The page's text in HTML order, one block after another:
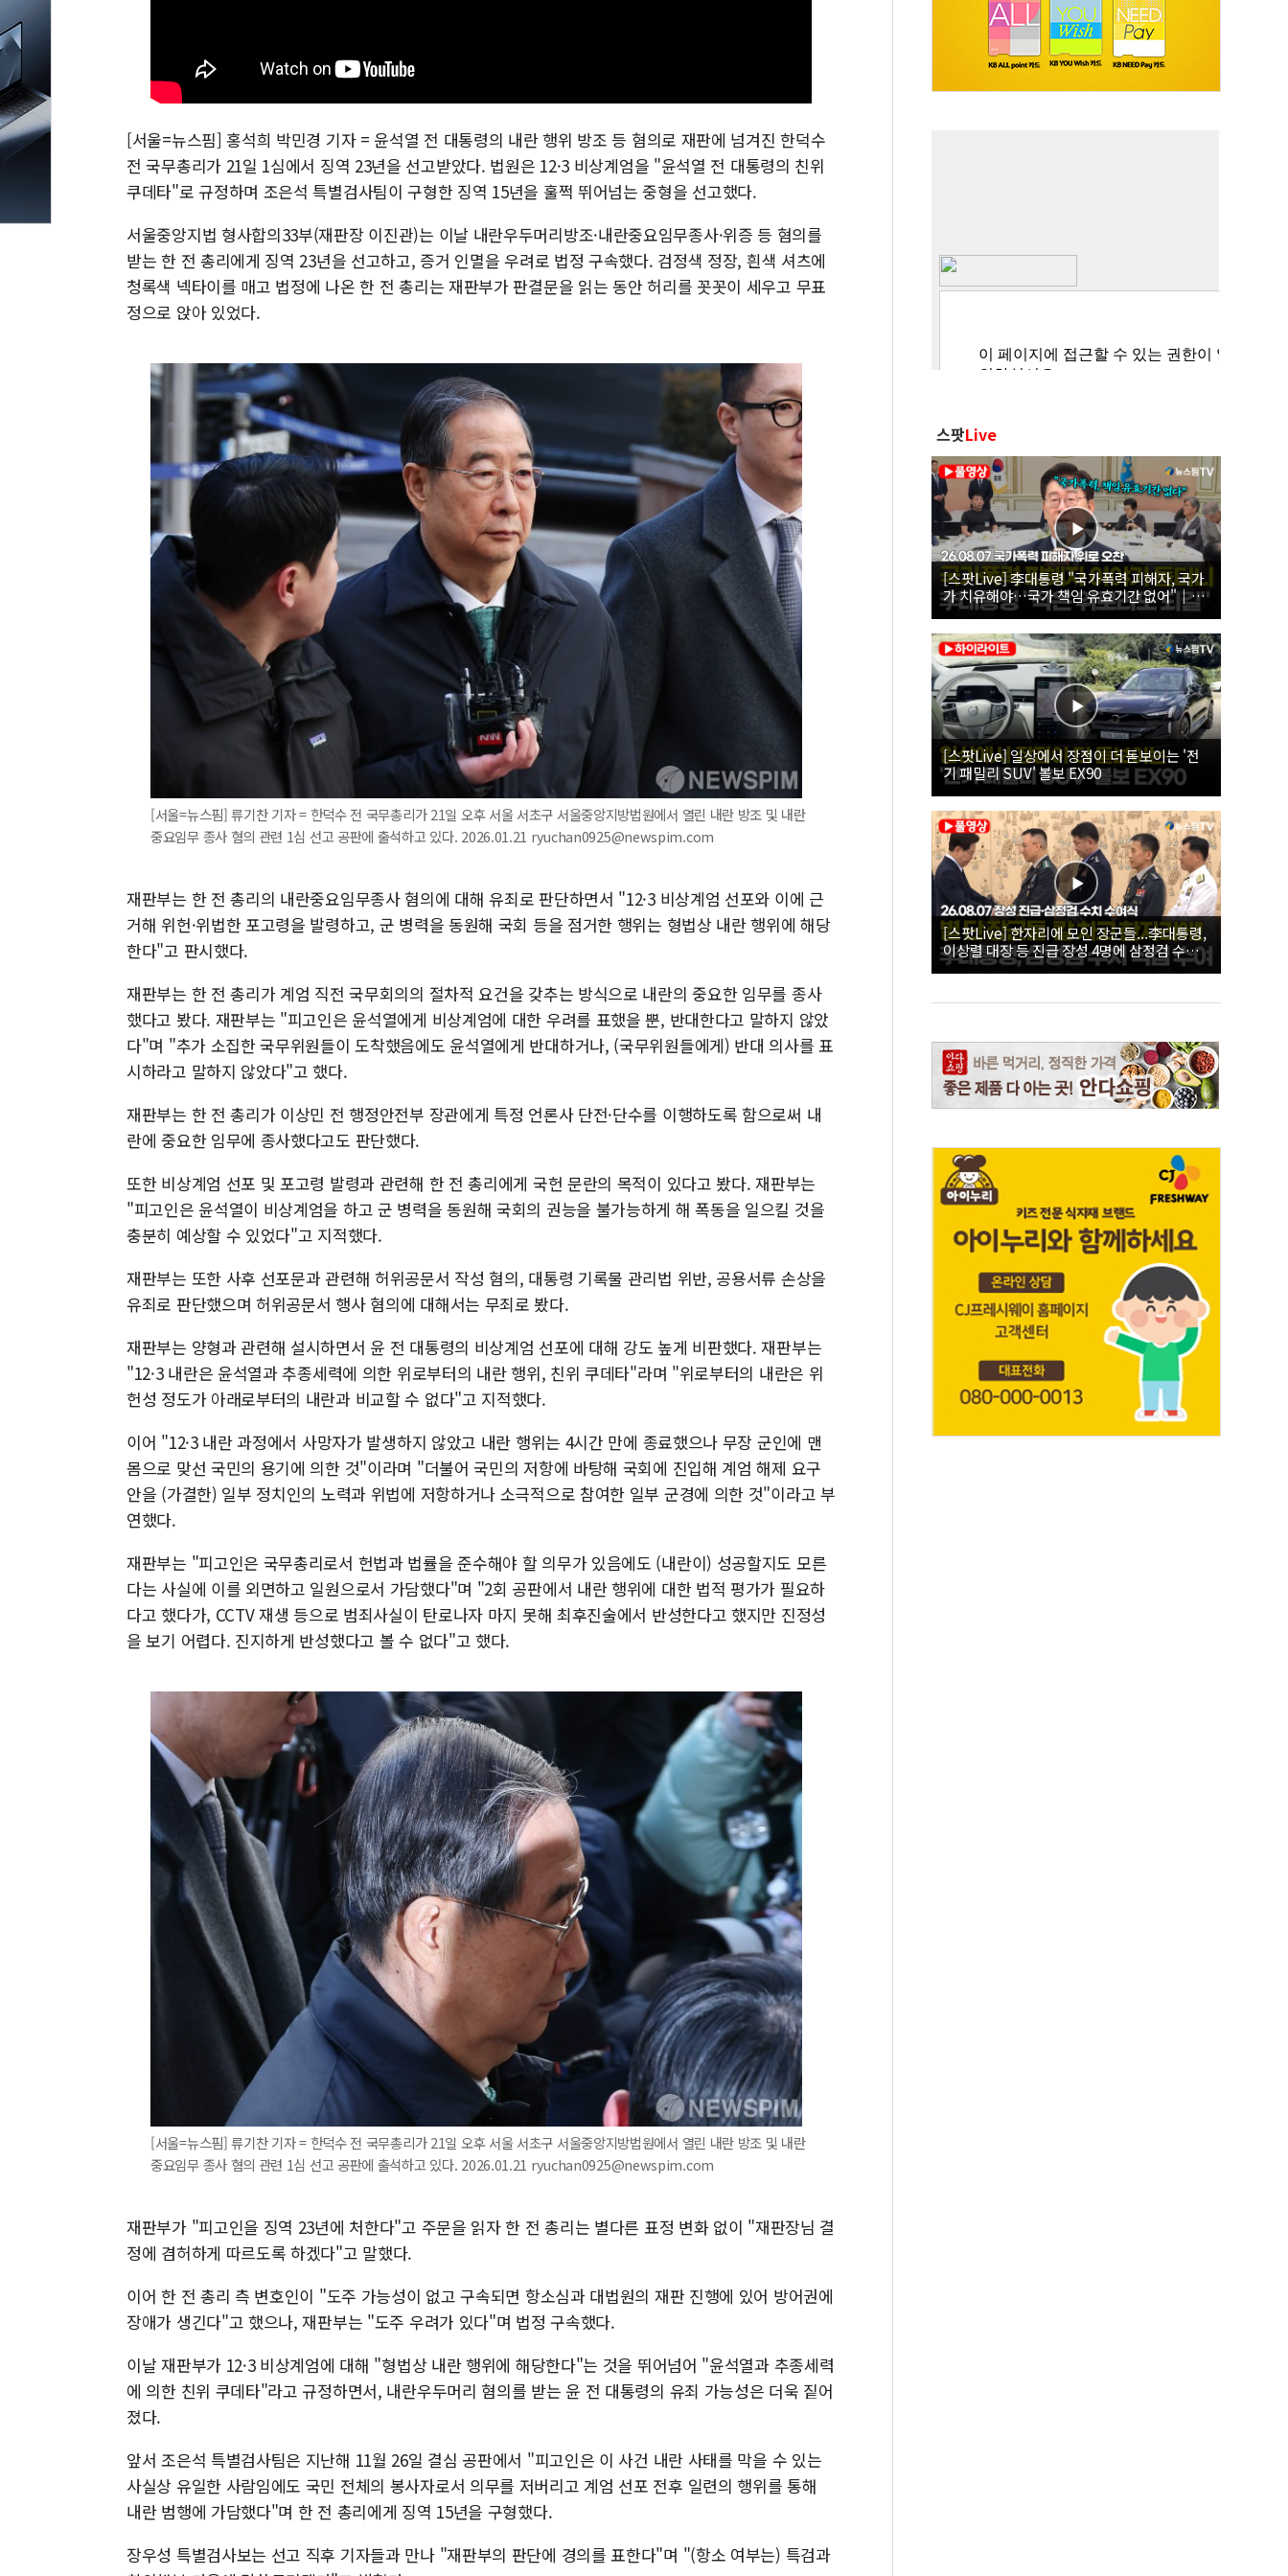
[서울=뉴스핌] 홍석희 박민경 기자 = 윤석열 전 대통령의 내란 행위 방조 등 혐의로 재판에 넘겨진 한덕수
전 국무총리가 21일 1심에서 징역 23년을 선고받았다. 법원은 12·3 비상계엄을 "윤석열 전 대통령의 친위
쿠데타"로 규정하며 조은석 특별검사팀이 구형한 징역 15년을 훌쩍 뛰어넘는 중형을 선고했다.
서울중앙지법 형사합의33부(재판장 이진관)는 이날 내란우두머리방조·내란중요임무종사·위증 등 혐의를
받는 한 전 총리에게 징역 23년을 선고하고, 증거 인멸을 우려로 법정 구속했다. 검정색 정장, 흰색 셔츠에
청록색 넥타이를 매고 법정에 나온 한 전 총리는 재판부가 판결문을 읽는 동안 허리를 꼿꼿이 세우고 무표
정으로 앉아 있었다.
[서울=뉴스핌] 류기찬 기자 = 한덕수 전 국무총리가 21일 오후 서울 서초구 서울중앙지방법원에서 열린 내란 방조 및 내란
중요임무 종사 혐의 관련 1심 선고 공판에 출석하고 있다. 2026.01.21 ryuchan0925@newspim.com
재판부는 한 전 총리의 내란중요임무종사 혐의에 대해 유죄로 판단하면서 "12·3 비상계엄 선포와 이에 근
거해 위헌·위법한 포고령을 발령하고, 군 병력을 동원해 국회 등을 점거한 행위는 형법상 내란 행위에 해당
한다"고 판시했다.
재판부는 한 전 총리가 계엄 직전 국무회의의 절차적 요건을 갖추는 방식으로 내란의 중요한 임무를 종사
했다고 봤다. 재판부는 "피고인은 윤석열에게 비상계엄에 대한 우려를 표했을 뿐, 반대한다고 말하지 않았
다"며 "추가 소집한 국무위원들이 도착했음에도 윤석열에게 반대하거나, (국무위원들에게) 반대 의사를 표
시하라고 말하지 않았다"고 했다.
재판부는 한 전 총리가 이상민 전 행정안전부 장관에게 특정 언론사 단전·단수를 이행하도록 함으로써 내
란에 중요한 임무에 종사했다고도 판단했다.
또한 비상계엄 선포 및 포고령 발령과 관련해 한 전 총리에게 국헌 문란의 목적이 있다고 봤다. 재판부는
"피고인은 윤석열이 비상계엄을 하고 군 병력을 동원해 국회의 권능을 불가능하게 해 폭동을 일으킬 것을
충분히 예상할 수 있었다"고 지적했다.
재판부는 또한 사후 선포문과 관련해 허위공문서 작성 혐의, 대통령 기록물 관리법 위반, 공용서류 손상을
유죄로 판단했으며 허위공문서 행사 혐의에 대해서는 무죄로 봤다.
재판부는 양형과 관련해 설시하면서 윤 전 대통령의 비상계엄 선포에 대해 강도 높게 비판했다. 재판부는
"12·3 내란은 윤석열과 추종세력에 의한 위로부터의 내란 행위, 친위 쿠데타"라며 "위로부터의 내란은 위
헌성 정도가 아래로부터의 내란과 비교할 수 없다"고 지적했다.
이어 "12·3 내란 과정에서 사망자가 발생하지 않았고 내란 행위는 4시간 만에 종료했으나 무장 군인에 맨
몸으로 맞선 국민의 용기에 의한 것"이라며 "더불어 국민의 저항에 바탕해 국회에 진입해 계엄 해제 요구
안을 (가결한) 일부 정치인의 노력과 위법에 저항하거나 소극적으로 참여한 일부 군경에 의한 것"이라고 부
연했다.
재판부는 "피고인은 국무총리로서 헌법과 법률을 준수해야 할 의무가 있음에도 (내란이) 성공할지도 모른
다는 사실에 이를 외면하고 일원으로서 가담했다"며 "2회 공판에서 내란 행위에 대한 법적 평가가 필요하
다고 했다가, CCTV 재생 등으로 범죄사실이 탄로나자 마지 못해 최후진술에서 반성한다고 했지만 진정성
을 보기 어렵다. 진지하게 반성했다고 볼 수 없다"고 했다.
[서울=뉴스핌] 류기찬 기자 = 한덕수 전 국무총리가 21일 오후 서울 서초구 서울중앙지방법원에서 열린 내란 방조 및 내란
중요임무 종사 혐의 관련 1심 선고 공판에 출석하고 있다. 2026.01.21 ryuchan0925@newspim.com
재판부가 "피고인을 징역 23년에 처한다"고 주문을 읽자 한 전 총리는 별다른 표정 변화 없이 "재판장님 결
정에 겸허하게 따르도록 하겠다"고 말했다.
이어 한 전 총리 측 변호인이 "도주 가능성이 없고 구속되면 항소심과 대법원의 재판 진행에 있어 방어권에
장애가 생긴다"고 했으나, 재판부는 "도주 우려가 있다"며 법정 구속했다.
이날 재판부가 12·3 비상계엄에 대해 "형법상 내란 행위에 해당한다"는 것을 뛰어넘어 "윤석열과 추종세력
에 의한 친위 쿠데타"라고 규정하면서, 내란우두머리 혐의를 받는 윤 전 대통령의 유죄 가능성은 더욱 짙어
졌다.
앞서 조은석 특별검사팀은 지난해 11월 26일 결심 공판에서 "피고인은 이 사건 내란 사태를 막을 수 있는
사실상 유일한 사람임에도 국민 전체의 봉사자로서 의무를 저버리고 계엄 선포 전후 일련의 행위를 통해
내란 범행에 가담했다"며 한 전 총리에게 징역 15년을 구형했다.
장우성 특별검사보는 선고 직후 기자들과 만나 "재판부의 판단에 경의를 표한다"며 "(항소 여부는) 특검과
스팟Live
[스팟Live] 李대통령 "국가폭력 피해자, 국가
가 치유해야…국가 책임 유효기간 없어"｜
26.08.07 국가폭력 피해자 위로 오찬
[스팟Live] 일상에서 장점이 더 돋보이는 '전
기 패밀리 SUV' 볼보 EX90
[스팟Live] 한자리에 모인 장군들...李대통령,
이상렬 대장 등 진급 장성 4명에 삼정검 수치
직접 수여｜26.08.07 장성 진급·삼정검 수치